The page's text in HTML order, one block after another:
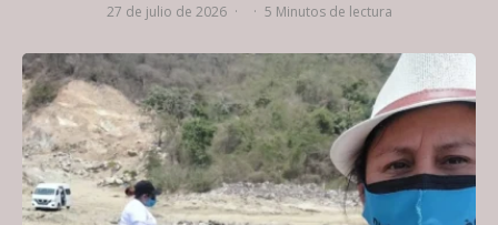
27 de julio de 2026 · · 5 Minutos de lectura